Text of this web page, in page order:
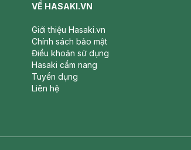
VỀ HASAKI.VN
Giới thiệu Hasaki.vn
Chính sách bảo mật
Điều khoản sử dụng
Hasaki cẩm nang
Tuyển dụng
Liên hệ